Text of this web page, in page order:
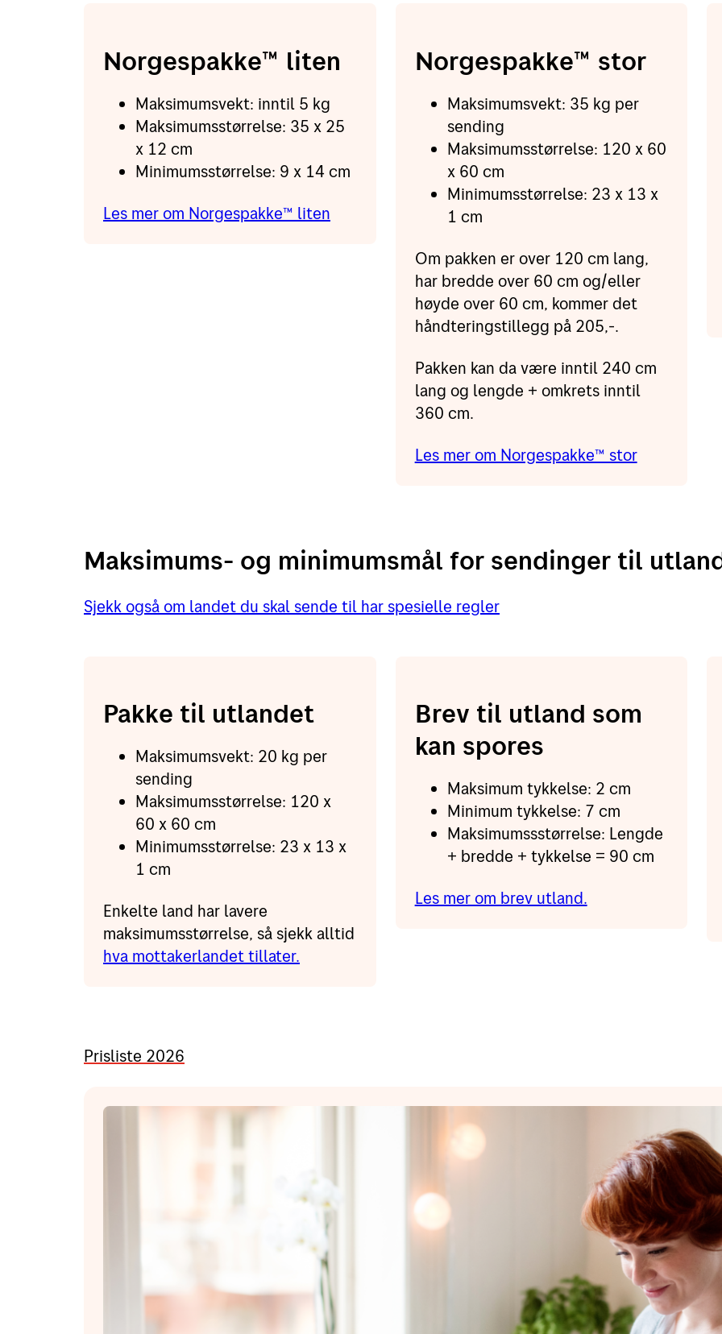
Norgespakke™ liten
Maksimumsvekt: inntil 5 kg
Maksimumsstørrelse: 35 x 25
x 12 cm
Minimumsstørrelse: 9 x 14 cm
Les mer om Norgespakke™ liten
Norgespakke™ stor
Maksimumsvekt: 35 kg per
sending
Maksimumsstørrelse: 120 x 60
x 60 cm
Minimumsstørrelse: 23 x 13 x
1 cm
Om pakken er over 120 cm lang,
har bredde over 60 cm og/eller
høyde over 60 cm, kommer det
håndteringstillegg på 205,-.
Pakken kan da være inntil 240 cm
lang og lengde + omkrets inntil
360 cm.
Les mer om Norgespakke™ stor
Maksimums- og minimumsmål for sendinger til
Sjekk også om landet du skal sende til har spesielle regler
Pakke til utlandet
Maksimumsvekt: 20 kg per
sending
Maksimumsstørrelse: 120 x
60 x 60 cm
Minimumsstørrelse: 23 x 13 x
1 cm
Enkelte land har lavere
maksimumsstørrelse, så sjekk alltid
hva mottakerlandet tillater.
Brev til utland som
kan spores
Maksimum tykkelse: 2 cm
Minimum tykkelse: 7 cm
Maksimumssstørrelse: Lengde
+ bredde + tykkelse = 90 cm
Les mer om brev utland.
Prisliste 2026